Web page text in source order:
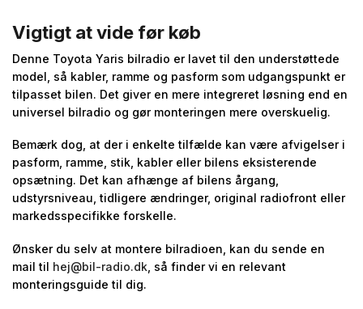
Vigtigt at vide før køb
Denne Toyota Yaris bilradio er lavet til den understøttede
model, så kabler, ramme og pasform som udgangspunkt er
tilpasset bilen. Det giver en mere integreret løsning end en
universel bilradio og gør monteringen mere overskuelig.
Bemærk dog, at der i enkelte tilfælde kan være afvigelser i
pasform, ramme, stik, kabler eller bilens eksisterende
opsætning. Det kan afhænge af bilens årgang,
udstyrsniveau, tidligere ændringer, original radiofront eller
markedsspecifikke forskelle.
Ønsker du selv at montere bilradioen, kan du sende en
mail til hej@bil-radio.dk , så finder vi en relevant
monteringsguide til dig.